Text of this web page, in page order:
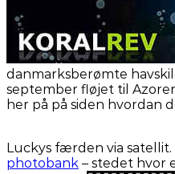
danmarksberømte
september fløjet til
her på på siden hvordan
Luckys færden via satellit.
photobank – stedet hvor